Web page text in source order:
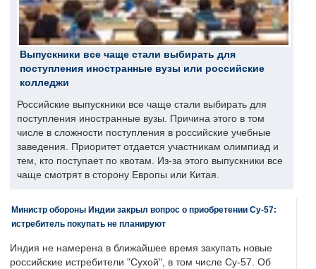
Выпускники все чаще стали выбирать для
поступления иностранные вузы или российские
колледжи
Российские выпускники все чаще стали выбирать для
поступления иностранные вузы. Причина этого в том
числе в сложности поступления в российские учебные
заведения. Приоритет отдается участникам олимпиад и
тем, кто поступает по квотам. Из-за этого выпускники все
чаще смотрят в сторону Европы или Китая.
Министр обороны Индии закрыл вопрос о приобретении Су-57:
истребитель покупать не планируют
Индия не намерена в ближайшее время закупать новые
российские истребители "Сухой", в том числе Су-57. Об